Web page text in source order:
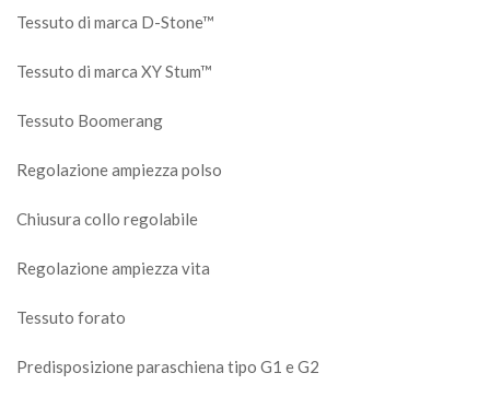
Tessuto di marca D-Stone™
Tessuto di marca XY Stum™
Tessuto Boomerang
Regolazione ampiezza polso
Chiusura collo regolabile
Regolazione ampiezza vita
Tessuto forato
Predisposizione paraschiena tipo G1 e G2